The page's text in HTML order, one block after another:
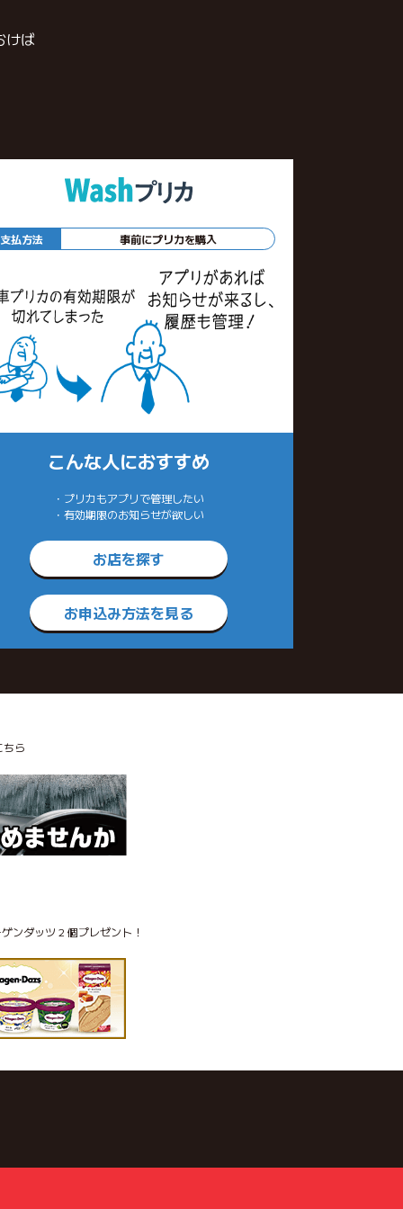
けば
支払方法 事前にプリカを購入
こんな人におすすめ
・プリカもアプリで管理したい
・有効期限のお知らせが欲しい
お店を探す
お申込み方法を見る
ちら
ンダッツ 2 個プレゼント！